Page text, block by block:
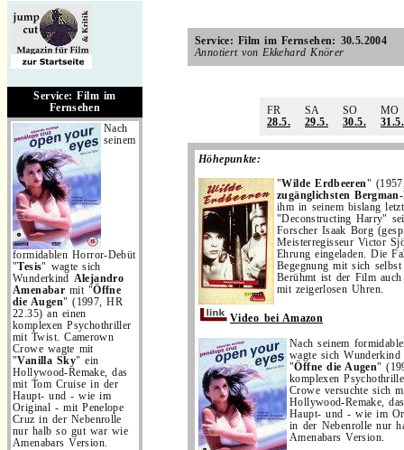
Service: Film im
Fernsehen
Nach
seinem
formidablen Horror-Debüt
"Tesis" wagte sich
Wunderkind Alejandro
Amenabar mit "Öffne
die Augen" (1997, HR
22.35) an einen
komplexen Psychothriller
mit Twist. Camerown
Crowe wagte mit
"Vanilla Sky" ein
Hollywood-Remake, das
mit Tom Cruise in der
Haupt- und - wie im
Original - mit Penelope
Cruz in der Nebenrolle
nur halb so gut war wie
Amenabars Version.
Service: Film im Fernsehen: 30.5.2004
Annotiert von Ekkehard Knörer
FR
28.5.
SA
29.5.
SO
30.5.
MO
31.5.
Höhepunkte:
"Wilde Erdbeeren"
zugänglichsten
ihm in seinem bislang
"Deconstructing Harry"
Forscher Isaak Borg
Meisterregisseur Victor
Ehrung eingeladen. Die
Begegnung mit sich
Berühmt ist der Film
mit zeigerlosen Uhren.
Video bei Amazon
Nach seinem
wagte sich Wunderkind
"Öffne die Augen"
komplexen
Crowe versuchte sich
Hollywood-Remake,
Haupt- und - wie im
in der Nebenrolle nur
Amenabars Version.